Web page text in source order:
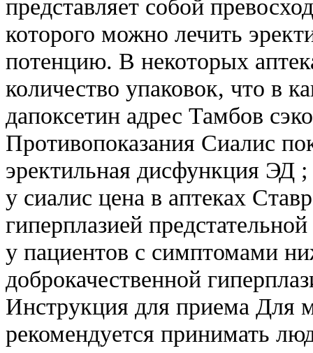
представляет собой
которого можно лечить
потенцию. В некоторых
количество упаковок, что в
дапоксетин адрес Тамбов
Противопоказания Сиалис
эректильная дисфункция
у сиалис цена в аптеках
гиперплазией
у пациентов с симптомами
доброкачественной
Инструкция для приема Для
рекомендуется принимать